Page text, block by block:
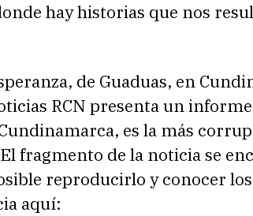
hay historias que nos
de Guaduas, en
RCN presenta un
es la más
fragmento de la noticia se
reproducirlo y conocer
aquí: